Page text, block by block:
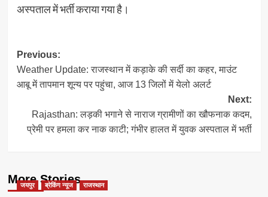
अस्पताल में भर्ती कराया गया है।
Post
navigation
Previous:
Weather Update: राजस्थान में कड़ाके की सर्दी का कहर, माउंट
आबू में तापमान शून्य पर पहुंचा, आज 13 जिलों में येलो अलर्ट
Next:
Rajasthan: लड़की भगाने से नाराज ग्रामीणों का खौफनाक कदम,
प्रेमी पर हमला कर नाक काटी; गंभीर हालत में युवक अस्पताल में भर्ती
More Stories
जयपुर ब्रेकिंग न्यूज राजस्थान